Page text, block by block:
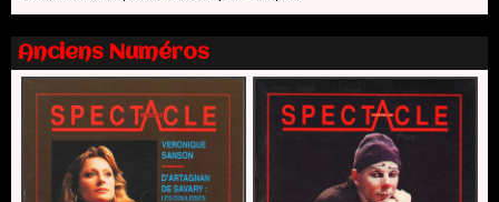
Nomination de Nathalie Garraud et Olivier Saccomano à la
direction du Théâtre de Gennevilliers - CDN
13/06/2026
Dispositif SACD Auteurs d'espaces : les lauréats 2026
18/03/2026
Anciens Numéros